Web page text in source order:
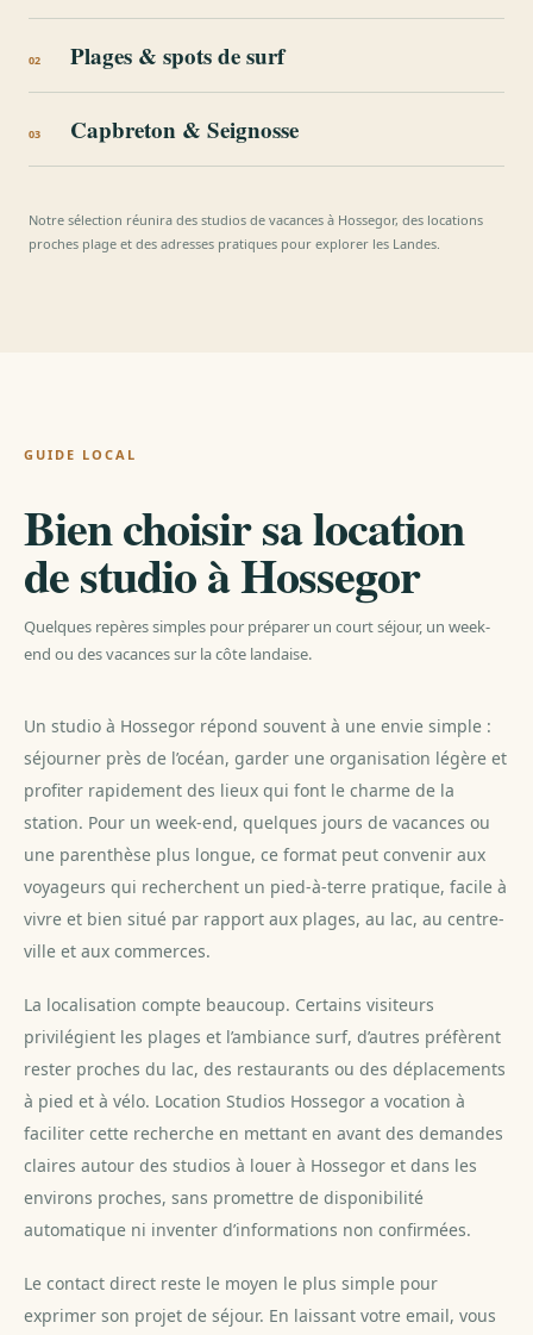
02 Plages & spots de surf
03 Capbreton & Seignosse
Notre sélection réunira des studios de vacances à Hossegor, des locations
proches plage et des adresses pratiques pour explorer les Landes.
GUIDE LOCAL
Bien choisir sa location
de studio à Hossegor
Quelques repères simples pour préparer un court séjour, un week-
end ou des vacances sur la côte landaise.
Un studio à Hossegor répond souvent à une envie simple :
séjourner près de l’océan, garder une organisation légère et
profiter rapidement des lieux qui font le charme de la
station. Pour un week-end, quelques jours de vacances ou
une parenthèse plus longue, ce format peut convenir aux
voyageurs qui recherchent un pied-à-terre pratique, facile à
vivre et bien situé par rapport aux plages, au lac, au centre-
ville et aux commerces.
La localisation compte beaucoup. Certains visiteurs
privilégient les plages et l’ambiance surf, d’autres préfèrent
rester proches du lac, des restaurants ou des déplacements
à pied et à vélo. Location Studios Hossegor a vocation à
faciliter cette recherche en mettant en avant des demandes
claires autour des studios à louer à Hossegor et dans les
environs proches, sans promettre de disponibilité
automatique ni inventer d’informations non confirmées.
Le contact direct reste le moyen le plus simple pour
exprimer son projet de séjour. En laissant votre email, vous